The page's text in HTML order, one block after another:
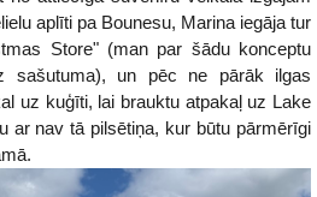
aplīti pa Bounesu, Marina iegāja tur
Store" (man par šādu konceptu
sašutuma), un pēc ne pārāk ilgas
uz kuģīti, lai brauktu atpakaļ uz Lake
ar nav tā pilsētiņa, kur būtu pārmērīgi